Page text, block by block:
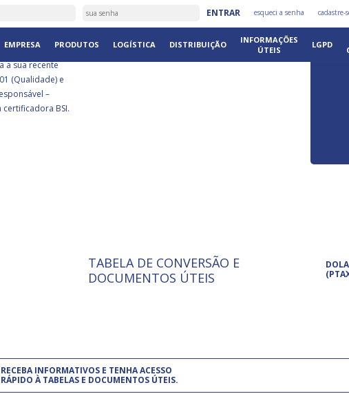
ENTRAR esqueci a senha cadastre-
EMPRESA PRODUTOS LOGÍSTICA DISTRIBUIÇÃO
INFORMAÇÕES
ÚTEIS
LGPD
É
a sua recente
(Qualidade) e
–
BSI.
ISO 9001: 2015
A International Organization for
Standardization é um conjunto de
TABELA DE CONVERSÃO E
DOCUMENTOS ÚTEIS
RECEBA INFORMATIVOS E TENHA ACESSO
RÁPIDO À TABELAS E DOCUMENTOS ÚTEIS.